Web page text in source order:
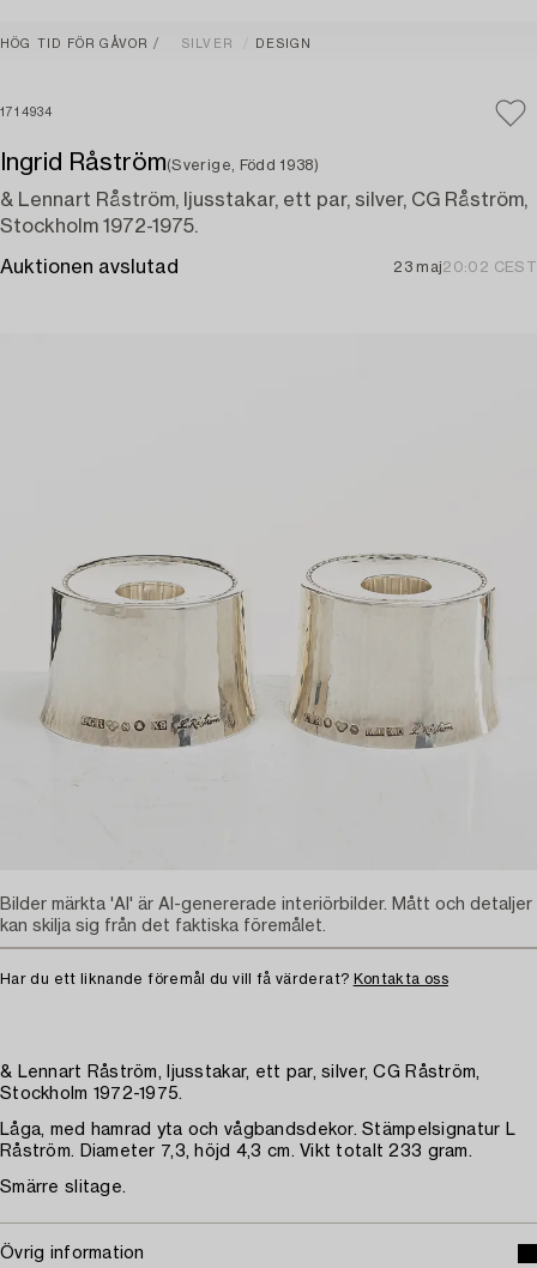
HÖG TID FÖR GÅVOR SILVER DESIGN
1714934
Ingrid Råström(Sverige, Född 1938)
& Lennart Råström, ljusstakar, ett par, silver, CG Råström,
Stockholm 1972-1975.
Auktionen avslutad 23 maj20:02 CEST
Har du ett liknande föremål du vill få värderat? Kontakta oss
& Lennart Råström, ljusstakar, ett par, silver, CG Råström,
Stockholm 1972-1975.
Låga, med hamrad yta och vågbandsdekor. Stämpelsignatur L
Råström. Diameter 7,3, höjd 4,3 cm. Vikt totalt 233 gram.
Smärre slitage.
Övrig information
Bilder märkta 'AI' är AI-genererade interiörbilder. Mått och detaljer
kan skilja sig från det faktiska föremålet.